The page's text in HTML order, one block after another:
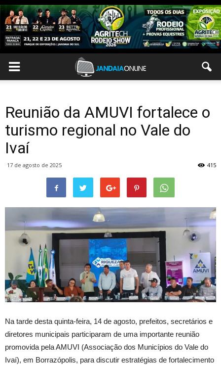
Reunião da AMUVI fortalece o
turismo regional no Vale do
Ivaí
17 de agosto de 2025 415
Na tarde desta quinta-feira, 14 de agosto, prefeitos, secretários e
diretores municipais participaram de uma importante reunião
promovida pela AMUVI (Associação dos Municípios do Vale do
Ivaí), em Borrazópolis, para discutir estratégias de fortalecimento